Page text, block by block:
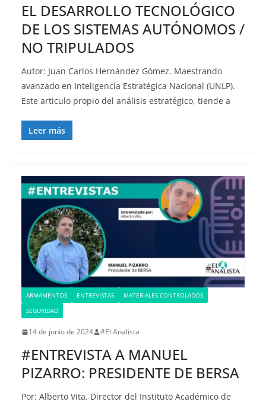
EL DESARROLLO TECNOLÓGICO
DE LOS SISTEMAS AUTÓNOMOS /
NO TRIPULADOS
Autor: Juan Carlos Hernández Gómez. Maestrando
avanzado en Inteligencia Estratégica Nacional (UNLP).
Este articulo propio del análisis estratégico, tiende a
Leer más
ARMAMENTOS ENTREVISTAS
MATERIALES CONTROLADOS
SEGURIDAD
14 de junio de 2024 #El Analista
#ENTREVISTA A MANUEL
PIZARRO: PRESIDENTE DE BERSA
Por: Alberto Vita. Director del Instituto Académico de